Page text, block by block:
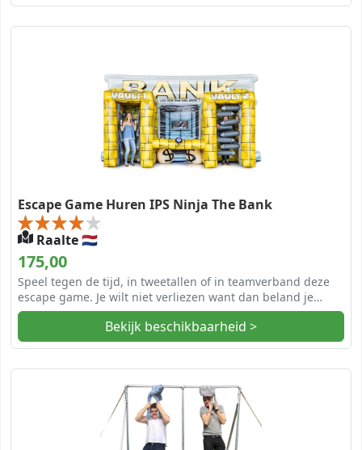
Escape Game Huren IPS Ninja The Bank
Raalte 🇳🇱
175,00
Speel tegen de tijd, in tweetallen of in teamverband deze
escape game. Je wilt niet verliezen want dan beland je
achter de tralies!
Bekijk beschikbaarheid >